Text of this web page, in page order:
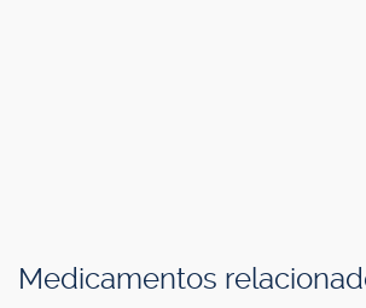
Medicamentos